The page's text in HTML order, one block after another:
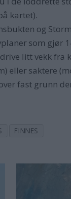
kartet).
og
som gjør
litt vekk
saktere
fast grunn
FINNES